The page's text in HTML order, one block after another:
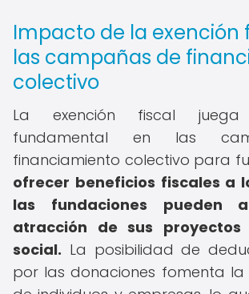
Impacto de la exención
las campañas de
colectivo
La exención fiscal
fundamental en las
financiamiento colectivo para
ofrecer beneficios fiscales a
las fundaciones pueden
atracción de sus
social. La posibilidad de
por las donaciones fomenta